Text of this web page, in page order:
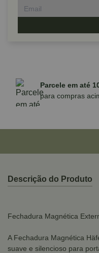
Parcele em até
para compras
Descrição do Produto
Fechadura Magnética
A Fechadura Magnética
suave e silencioso para